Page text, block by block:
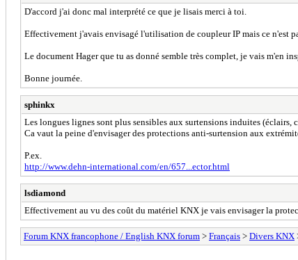
D'accord j'ai donc mal interprété ce que je lisais merci à toi.
Effectivement j'avais envisagé l'utilisation de coupleur IP mais ce n'est
Le document Hager que tu as donné semble très complet, je vais m'en
Bonne journée.
sphinkx
Les longues lignes sont plus sensibles aux surtensions induites (éclairs,
Ca vaut la peine d'envisager des protections anti-surtension aux
P.ex.
http://www.dehn-international.com/en/657...ector.html
lsdiamond
Effectivement au vu des coût du matériel KNX je vais envisager la
Forum KNX francophone / English KNX forum > Français > Divers KNX